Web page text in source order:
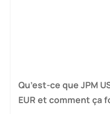
Qu’est-ce que JPM
EUR et comment ça